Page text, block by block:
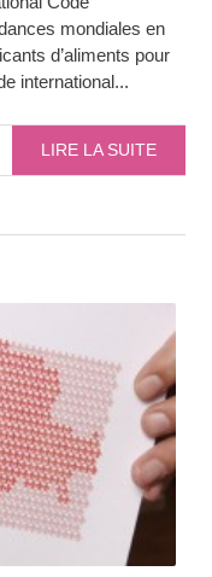
mondiales en
d’aliments pour
international...
LIRE LA SUITE